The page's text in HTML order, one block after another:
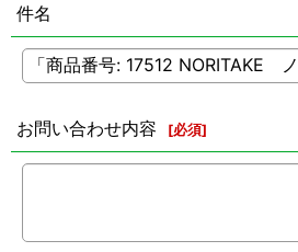
件名
お問い合わせ内容 [必須]